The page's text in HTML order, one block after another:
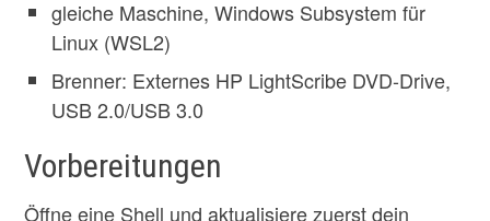
gleiche Maschine, Windows Subsystem für
Linux (WSL2)
Brenner: Externes HP LightScribe DVD-Drive,
USB 2.0/USB 3.0
Vorbereitungen
Öffne eine Shell und aktualisiere zuerst dein